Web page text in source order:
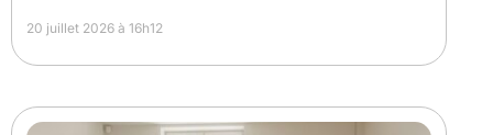
20 juillet 2026 à 16h12